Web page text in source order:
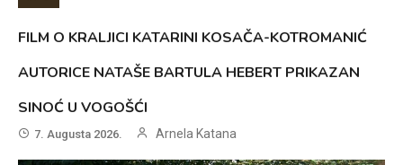
FILM O KRALJICI KATARINI KOSAČA-KOTROMANIĆ
AUTORICE NATAŠE BARTULA HEBERT PRIKAZAN
SINOĆ U VOGOŠĆI
7. Augusta 2026. Arnela Katana